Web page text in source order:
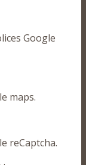
Google
maps.
reCaptcha.